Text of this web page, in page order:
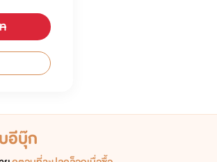
อีบุ๊ก